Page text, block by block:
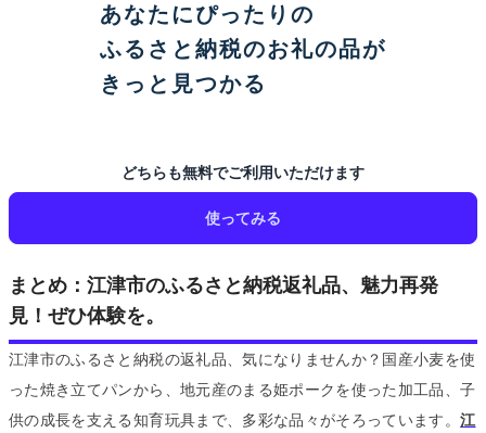
あなたにぴったりの
ふるさと納税のお礼の品が
きっと見つかる
どちらも無料でご利用いただけます
使ってみる
まとめ：江津市のふるさと納税返礼品、魅力再発
見！ぜひ体験を。
江津市のふるさと納税の返礼品、気になりませんか？国産小麦を使
った焼き立てパンから、地元産のまる姫ポークを使った加工品、子
供の成長を支える知育玩具まで、多彩な品々がそろっています。江